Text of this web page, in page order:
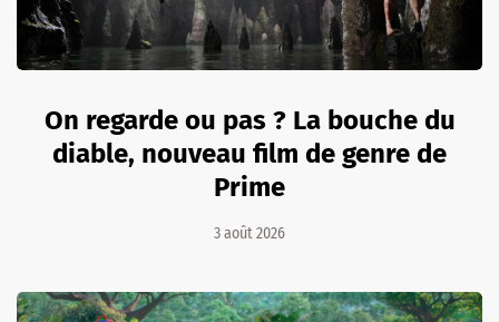
On regarde ou pas ? La bouche du
diable, nouveau film de genre de
Prime
3 août 2026